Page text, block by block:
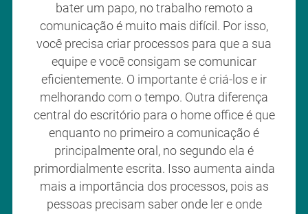
bater um papo, no trabalho remoto a
comunicação é muito mais difícil. Por isso,
você precisa criar processos para que a sua
equipe e você consigam se comunicar
eficientemente. O importante é criá-los e ir
melhorando com o tempo. Outra diferença
central do escritório para o home office é que
enquanto no primeiro a comunicação é
principalmente oral, no segundo ela é
primordialmente escrita. Isso aumenta ainda
mais a importância dos processos, pois as
pessoas precisam saber onde ler e onde